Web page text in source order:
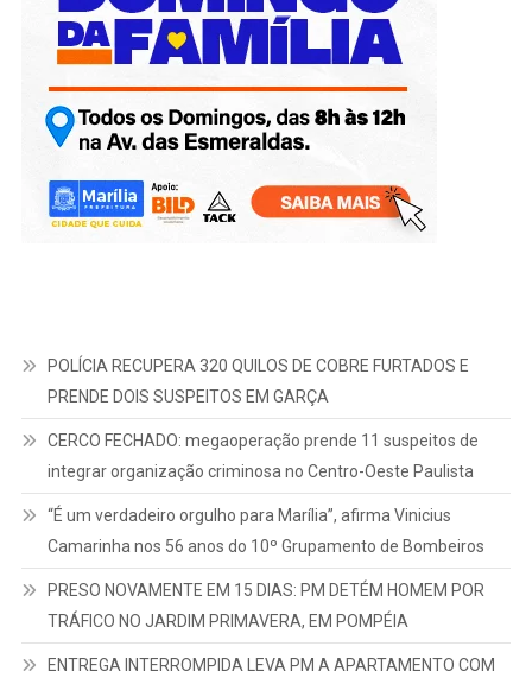
POLÍCIA RECUPERA 320 QUILOS DE COBRE FURTADOS E
PRENDE DOIS SUSPEITOS EM GARÇA
CERCO FECHADO: megaoperação prende 11 suspeitos de
integrar organização criminosa no Centro-Oeste Paulista
“É um verdadeiro orgulho para Marília”, afirma Vinicius
Camarinha nos 56 anos do 10º Grupamento de Bombeiros
PRESO NOVAMENTE EM 15 DIAS: PM DETÉM HOMEM POR
TRÁFICO NO JARDIM PRIMAVERA, EM POMPÉIA
ENTREGA INTERROMPIDA LEVA PM A APARTAMENTO COM